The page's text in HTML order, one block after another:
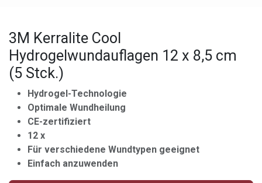
3M Kerralite Cool
Hydrogelwundauflagen 12 x 8,5 cm
(5 Stck.)
Hydrogel-Technologie
Optimale Wundheilung
CE-zertifiziert
12 x
Für verschiedene Wundtypen geeignet
Einfach anzuwenden